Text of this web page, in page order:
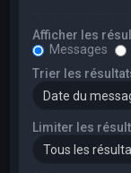
Afficher les
Messages
Trier les
Limiter les